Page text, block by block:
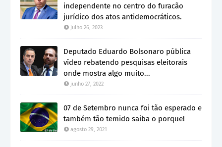
independente no centro do furacão
jurídico dos atos antidemocráticos.
julho 26, 2023
Deputado Eduardo Bolsonaro pública
vídeo rebatendo pesquisas eleitorais
onde mostra algo muito...
junho 27, 2022
07 de Setembro nunca foi tão esperado e
também tão temido saiba o porque!
agosto 29, 2021